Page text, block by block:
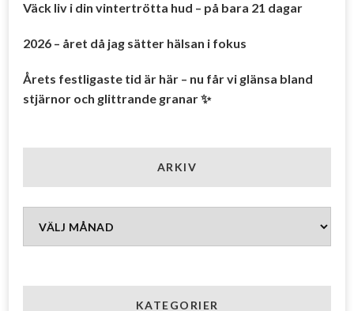
Väck liv i din vintertrötta hud – på bara 21 dagar
2026 – året då jag sätter hälsan i fokus
Årets festligaste tid är här – nu får vi glänsa bland
stjärnor och glittrande granar ✨
ARKIV
Arkiv
KATEGORIER